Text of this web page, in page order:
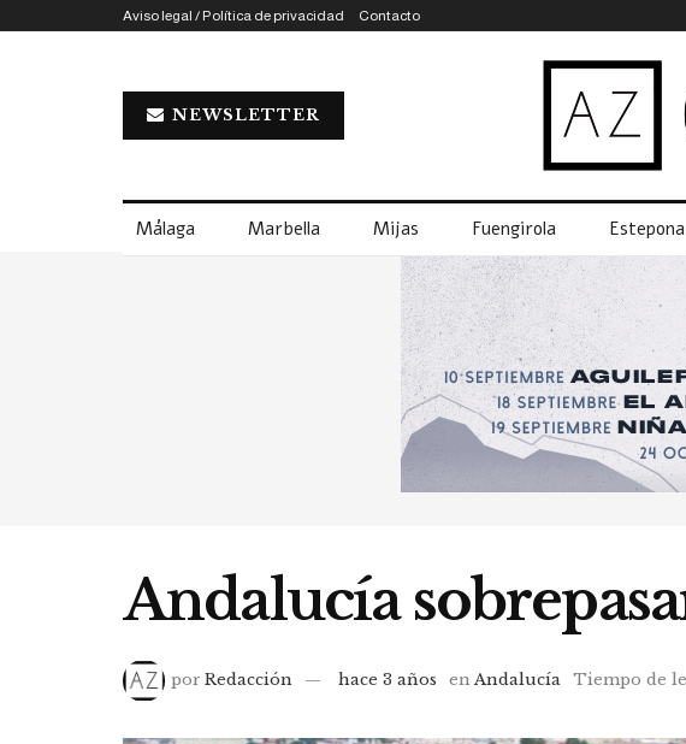
Aviso legal / Política de privacidad Contacto
NEWSLETTER
Málaga Marbella Mijas Fuengirola Estepona
Andalucía
por Redacción hace 3 años en Andalucía Tiempo de